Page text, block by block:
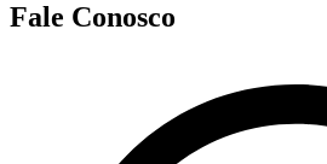
Fale Conosco